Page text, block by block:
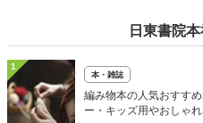
日東書院
1
本・雑誌
編み物本の人気おすす
ー・キッズ用やおしゃ